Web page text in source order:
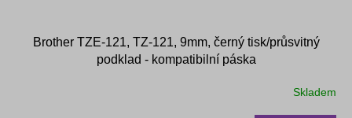
Brother TZE-121, TZ-121, 9mm, černý tisk/průsvitný
podklad - kompatibilní páska
Skladem